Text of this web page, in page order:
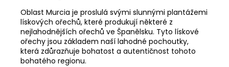
Oblast Murcia je proslulá svými slunnými plantážemi
lískových ořechů, které produkují některé z
nejlahodnějších ořechů ve Španělsku. Tyto lískové
ořechy jsou základem naší lahodné pochoutky,
která zdůrazňuje bohatost a autentičnost tohoto
bohatého regionu.